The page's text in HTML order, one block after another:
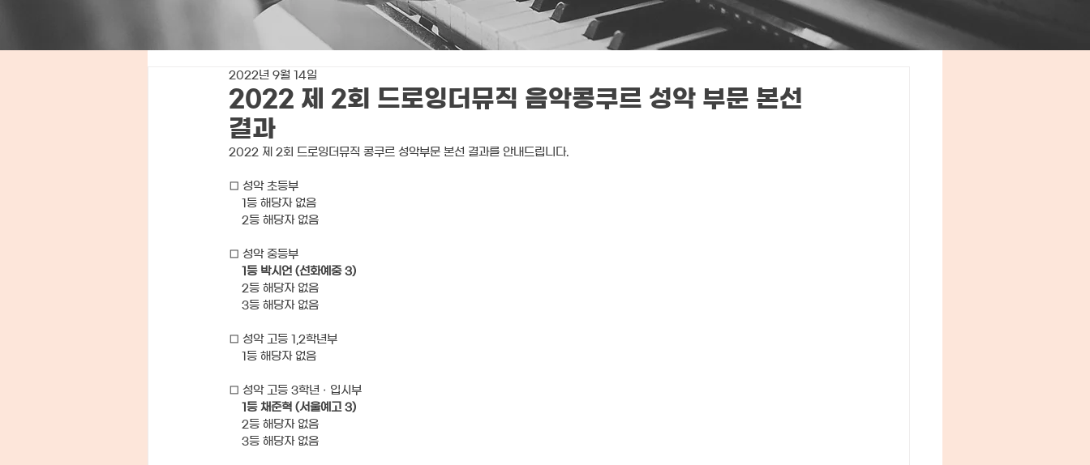
2022 제 2회 드로잉더뮤직 음악콩쿠르 성악 부문 본선
결과
2022년 9월 14일
2022 제 2회 드로잉더뮤직 콩쿠르 성악부문 본선 결과를 안내드립니다.
□ 성악 초등부
    1등 해당자 없음
    2등 해당자 없음
□ 성악 중등부
1등 박시언 (선화예중 3)
    2등 해당자 없음
    3등 해당자 없음
□ 성악 고등 1,2학년부
    1등 해당자 없음
□ 성악 고등 3학년 · 입시부
1등 채준혁 (서울예고 3)
    2등 해당자 없음
    3등 해당자 없음